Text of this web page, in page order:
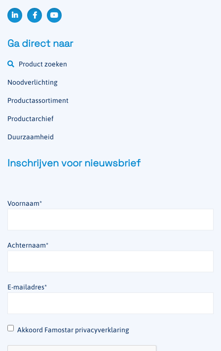
Ga direct naar
Product zoeken
Noodverlichting
Productassortiment
Productarchief
Duurzaamheid
Inschrijven voor nieuwsbrief
Voornaam*
Achternaam*
E-mailadres*
* Akkoord Famostar privacyverklaring